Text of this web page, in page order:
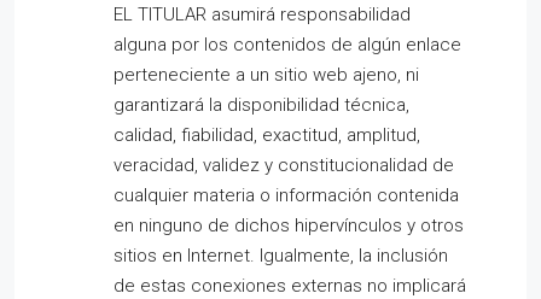
EL TITULAR asumirá responsabilidad
alguna por los contenidos de algún enlace
perteneciente a un sitio web ajeno, ni
garantizará la disponibilidad técnica,
calidad, fiabilidad, exactitud, amplitud,
veracidad, validez y constitucionalidad de
cualquier materia o información contenida
en ninguno de dichos hipervínculos y otros
sitios en Internet. Igualmente, la inclusión
de estas conexiones externas no implicará